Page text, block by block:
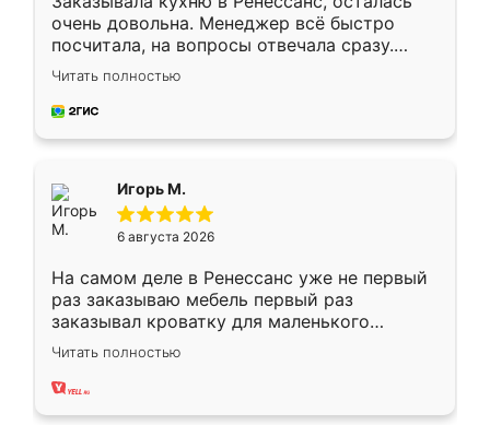
очень довольна. Менеджер всё быстро
посчитала, на вопросы отвечала сразу.
Замерщик приехал в субботу, подошёл к
делу со всей ответственностью. Собрали
за день, ребята работали аккуратно, даже
Читать полностью
Игорь М.
6 августа 2026
На самом деле в Ренессанс уже не первый
раз заказываю мебель первый раз
заказывал кроватку для маленького
ребёнка при его рождении ,во второй раз
заказал шкаф-купе. По качеству очень
хорошее сборка достаточно быстрая,
Читать полностью